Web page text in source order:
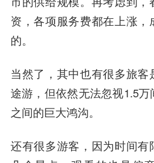
资，各项服务费都在上涨，
的。
当然了，其中也有很多旅客
途游，但依然无法忽视1.5万
之间的巨大鸿沟。
还有很多游客，因为时间有